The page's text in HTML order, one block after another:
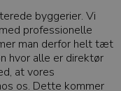
byggerier. Vi
professionelle
man derfor helt tæt
hvor alle er direktør
at vores
os. Dette kommer